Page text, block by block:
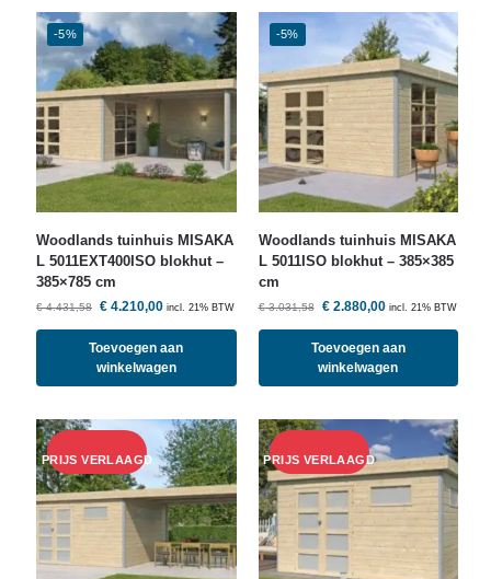
-5%
Woodlands tuinhuis MISAKA
L 5011EXT400ISO blokhut –
385×785 cm
€4.431,58 € 4.210,00 incl. 21% BTW
Toevoegen aan
winkelwagen
-5%
Woodlandstuinhuis MISAKA
L 5011ISO blokhut – 385×385
cm
€3.031,58 €2.880,00 incl. 21% BTW
Toevoegen aan
winkelwagen